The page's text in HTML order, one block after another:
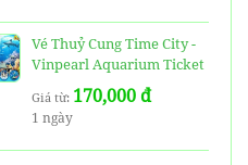
cáp treo Núi Bà Đen Tây
Ninh
HƯỚNG DẪN đi du lịch
TAM ĐẢO chi tiết kèm
Vé Thuỷ Cung Time City -
Vinpearl Aquarium Ticket
Giá từ: 170,000 đ
1 ngày